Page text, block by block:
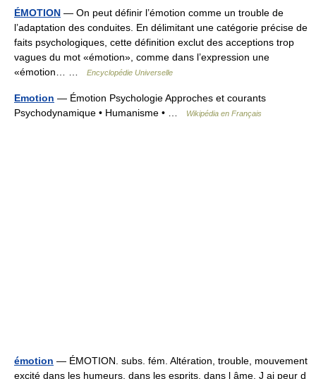
ÉMOTION — On peut définir l’émotion comme un trouble de
l’adaptation des conduites. En délimitant une catégorie précise de
faits psychologiques, cette définition exclut des acceptions trop
vagues du mot «émotion», comme dans l’expression une
«émotion… …
Encyclopédie Universelle
Emotion — Émotion Psychologie Approches et courants
Psychodynamique • Humanisme • …
Wikipédia en Français
émotion — ÉMOTION. subs. fém. Altération, trouble, mouvement
excité dans les humeurs, dans les esprits, dans l âme. J ai peur d